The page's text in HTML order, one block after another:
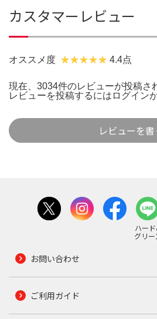
カスタマーレビュー
オススメ度 4.4点
現在、3034件のレビューが投稿さ
レビューを投稿するには ログイン
レビューを書
ハー
グリー
お問い合わせ
ご利用ガイド